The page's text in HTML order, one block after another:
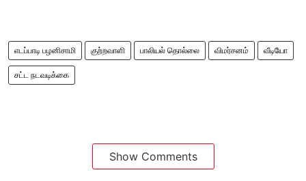
எடப்பாடி பழனிசாமி குற்றவாளி பாலியல் தொல்லை விமர்சனம் வீடியோ
சட்ட நடவடிக்கை
Show Comments